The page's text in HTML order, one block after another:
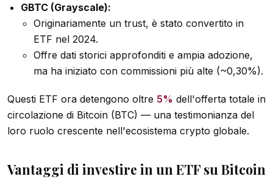
GBTC (Grayscale):
Originariamente un trust, è stato convertito in
ETF nel 2024.
Offre dati storici approfonditi e ampia adozione,
ma ha iniziato con commissioni più alte (~0,30%).
Questi ETF ora detengono oltre 5% dell'offerta totale in
circolazione di Bitcoin (BTC) — una testimonianza del
loro ruolo crescente nell'ecosistema crypto globale.
Vantaggi di investire in un ETF su Bitcoin